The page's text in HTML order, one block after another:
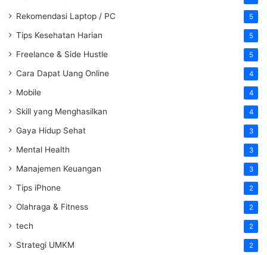
Rekomendasi Laptop / PC 5
Tips Kesehatan Harian 5
Freelance & Side Hustle 5
Cara Dapat Uang Online 4
Mobile 4
Skill yang Menghasilkan 4
Gaya Hidup Sehat 3
Mental Health 3
Manajemen Keuangan 3
Tips iPhone 2
Olahraga & Fitness 2
tech 2
Strategi UMKM 2